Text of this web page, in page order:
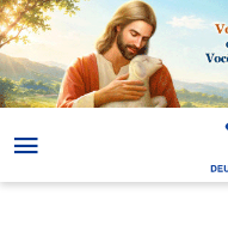
Expondo noções religiosas